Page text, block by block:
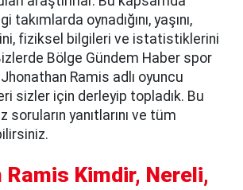
oynadığını, yaşını,
fiziksel bilgileri ve istatistiklerini
Bölge Gündem Haber spor
Ramis adlı oyuncu
sizler için derleyip topladık. Bu
soruların yanıtlarını ve tüm
Kimdir, Nereli,